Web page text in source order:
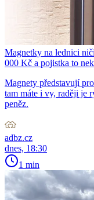
Magnetky na lednici
000 Kč a pojistka to
Magnety představují
tam máte i vy, raději je
peněz.
adbz.cz
dnes, 18:30
1 min